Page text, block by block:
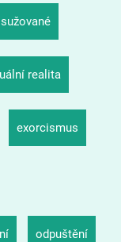
realita
exorcismus
odpuštění